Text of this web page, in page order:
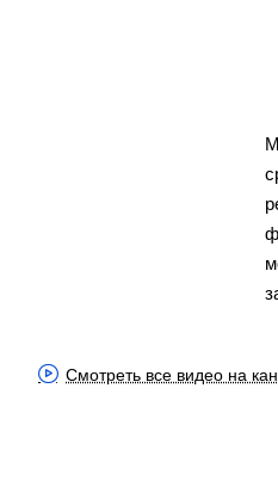
Смотреть все видео на